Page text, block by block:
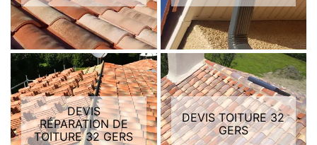
DEVIS
RÉPARATION DE
TOITURE 32 GERS
DEVIS TOITURE 32
GERS